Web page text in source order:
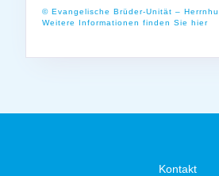
© Evangelische Brüder-Unität –
Weitere Informationen finden Sie hier
Kontakt